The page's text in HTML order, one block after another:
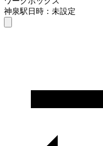
神泉駅日時：未設定